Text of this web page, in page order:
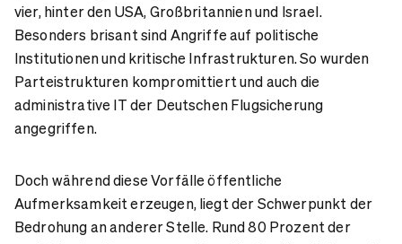
vier, hinter den USA, Großbritannien und Israel.
Besonders brisant sind Angriffe auf politische
Institutionen und kritische Infrastrukturen. So wurden
Parteistrukturen kompromittiert und auch die
administrative IT der Deutschen Flugsicherung
angegriffen.
Doch während diese Vorfälle öffentliche
Aufmerksamkeit erzeugen, liegt der Schwerpunkt der
Bedrohung an anderer Stelle. Rund 80 Prozent der